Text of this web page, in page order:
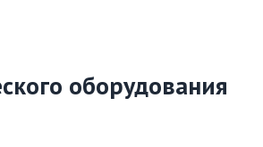
оборудования